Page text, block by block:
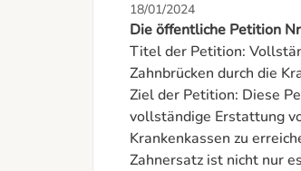
18/01/2024
Die öffentliche Petition
Titel der Petition:
Zahnbrücken durch die
Ziel der Petition: Diese
vollständige Erstattung
Krankenkassen zu
Zahnersatz ist nicht nur